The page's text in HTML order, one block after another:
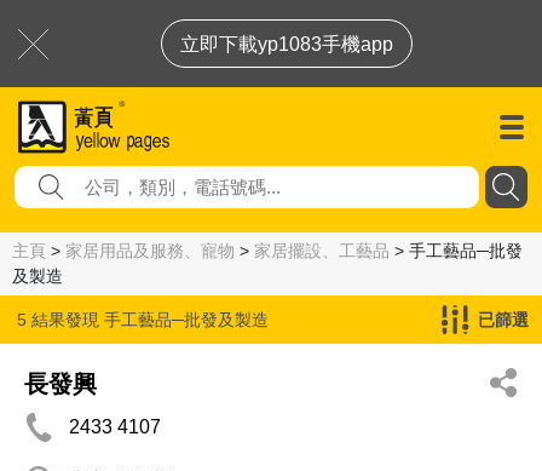
立即下載yp1083手機app
主頁 > 家居用品及服務、寵物 > 家居擺設、工藝品 > 手工藝品─批發
及製造
5 結果發現 手工藝品─批發及製造 已篩選
長發興
2433 4107